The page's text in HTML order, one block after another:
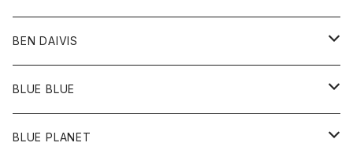
バッグ
ポーチ
トップス
Ｔシャツ
BEN DAIVIS
ポトム
パンツ
BLUE BLUE
アウター
BLUE PLANET